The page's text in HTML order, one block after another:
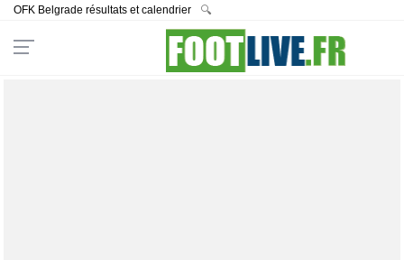
OFK Belgrade résultats et calendrier 🔍